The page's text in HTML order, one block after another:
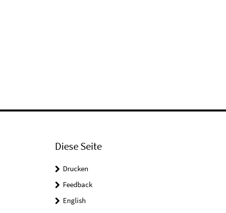
Diese Seite
Drucken
Feedback
English